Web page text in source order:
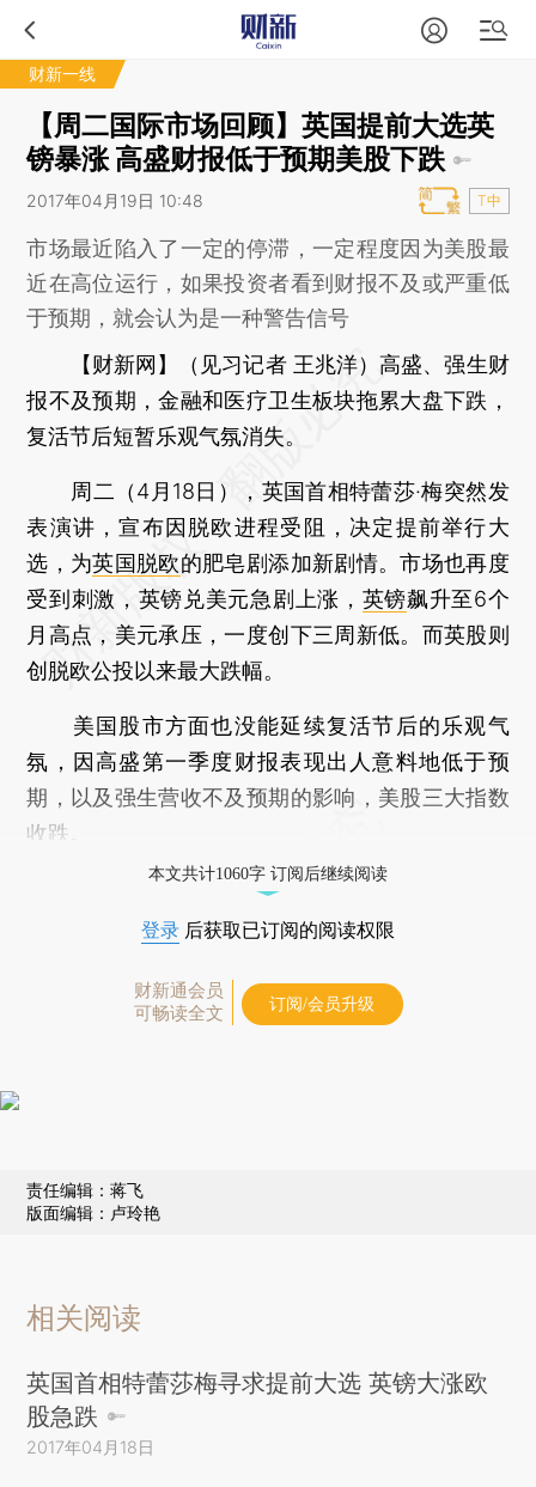
财新一线
【周二国际市场回顾】英国提前大选英
镑暴涨 高盛财报低于预期美股下跌
2017年04月19日 10:48 T中
市场最近陷入了一定的停滞，一定程度因为美股最
近在高位运行，如果投资者看到财报不及或严重低
于预期，就会认为是一种警告信号
【财新网】（见习记者 王兆洋）高盛、强生财
报不及预期，金融和医疗卫生板块拖累大盘下跌，
复活节后短暂乐观气氛消失。
周二（4月18日），英国首相特蕾莎·梅突然发
表演讲，宣布因脱欧进程受阻，决定提前举行大
选，为英国脱欧的肥皂剧添加新剧情。市场也再度
受到刺激，英镑兑美元急剧上涨， 英镑飙升至6个
月高点，美元承压，一度创下三周新低。而英股则
创脱欧公投以来最大跌幅。
美国股市方面也没能延续复活节后的乐观气
氛，因高盛第一季度财报表现出人意料地低于预
期，以及强生营收不及预期的影响，美股三大指数
收跌。
本文共计1060字 订阅后继续阅读
登录 后获取已订阅的阅读权限
财新通会员
可畅读全文
订阅/会员升级
责任编辑：蒋飞
版面编辑：卢玲艳
相关阅读
英国首相特蕾莎梅寻求提前大选 英镑大涨欧
股急跌
2017年04月18日